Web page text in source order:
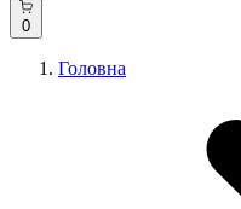
0
Головна